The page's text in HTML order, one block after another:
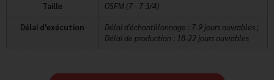
Taille OSFM (7 - 7 3/4)
Délai d'exécution
Délai d'échantillonnage : 7-9 jours ouvrables ;
Délai de production : 18-22 jours ouvrables